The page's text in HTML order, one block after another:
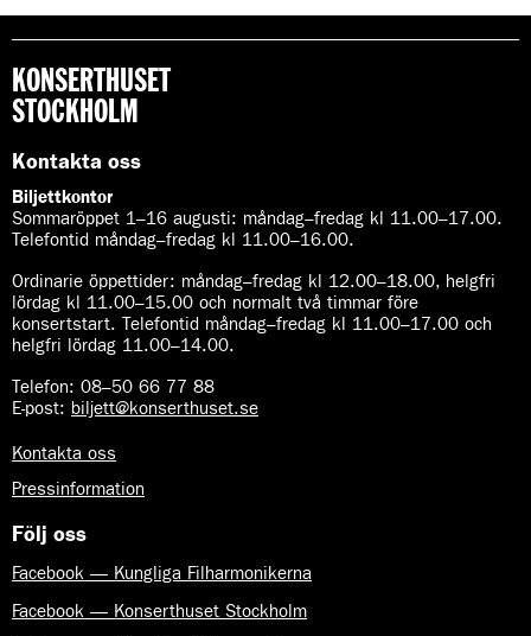
KONSERTHUSET
STOCKHOLM
Kontakta oss
Biljettkontor
Sommaröppet 1–16 augusti: måndag–fredag kl 11.00–17.00.
Telefontid måndag–fredag kl 11.00–16.00.
Ordinarie öppettider: måndag–fredag kl 12.00–18.00, helgfri
lördag kl 11.00–15.00 och normalt två timmar före
konsertstart. Telefontid måndag–fredag kl 11.00–17.00 och
helgfri lördag 11.00–14.00.
Telefon: 08–50 66 77 88
E-post: biljett@konserthuset.se
Kontakta oss
Pressinformation
Följ oss
Facebook — Kungliga Filharmonikerna
Facebook — Konserthuset Stockholm